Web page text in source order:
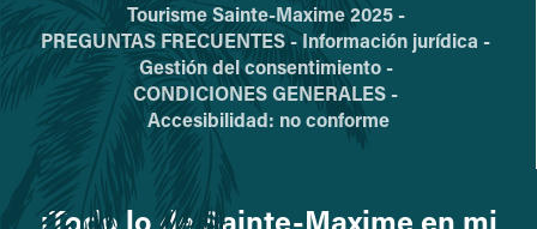
Tourisme Sainte-Maxime 2025 -
PREGUNTAS FRECUENTES - Información jurídica -
Gestión del consentimiento -
CONDICIONES GENERALES -
Accesibilidad: no conforme